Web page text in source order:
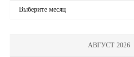
АВГУСТ 2026